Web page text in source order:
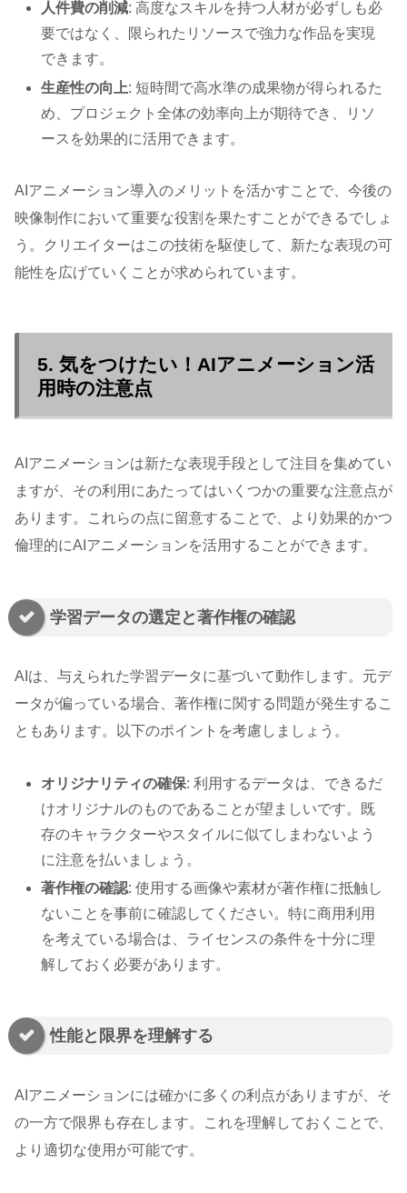
人件費の削減: 高度なスキルを持つ人材が必ずしも必
要ではなく、限られたリソースで強力な作品を実現
できます。
生産性の向上: 短時間で高水準の成果物が得られるた
め、プロジェクト全体の効率向上が期待でき、リソ
ースを効果的に活用できます。
AIアニメーション導入のメリットを活かすことで、今後の
映像制作において重要な役割を果たすことができるでしょ
う。クリエイターはこの技術を駆使して、新たな表現の可
能性を広げていくことが求められています。
5. 気をつけたい！AIアニメーション活
用時の注意点
AIアニメーションは新たな表現手段として注目を集めてい
ますが、その利用にあたってはいくつかの重要な注意点が
あります。これらの点に留意することで、より効果的かつ
倫理的にAIアニメーションを活用することができます。
学習データの選定と著作権の確認
AIは、与えられた学習データに基づいて動作します。元デ
ータが偏っている場合、著作権に関する問題が発生するこ
ともあります。以下のポイントを考慮しましょう。
オリジナリティの確保: 利用するデータは、できるだ
けオリジナルのものであることが望ましいです。既
存のキャラクターやスタイルに似てしまわないよう
に注意を払いましょう。
著作権の確認: 使用する画像や素材が著作権に抵触し
ないことを事前に確認してください。特に商用利用
を考えている場合は、ライセンスの条件を十分に理
解しておく必要があります。
性能と限界を理解する
AIアニメーションには確かに多くの利点がありますが、そ
の一方で限界も存在します。これを理解しておくことで、
より適切な使用が可能です。